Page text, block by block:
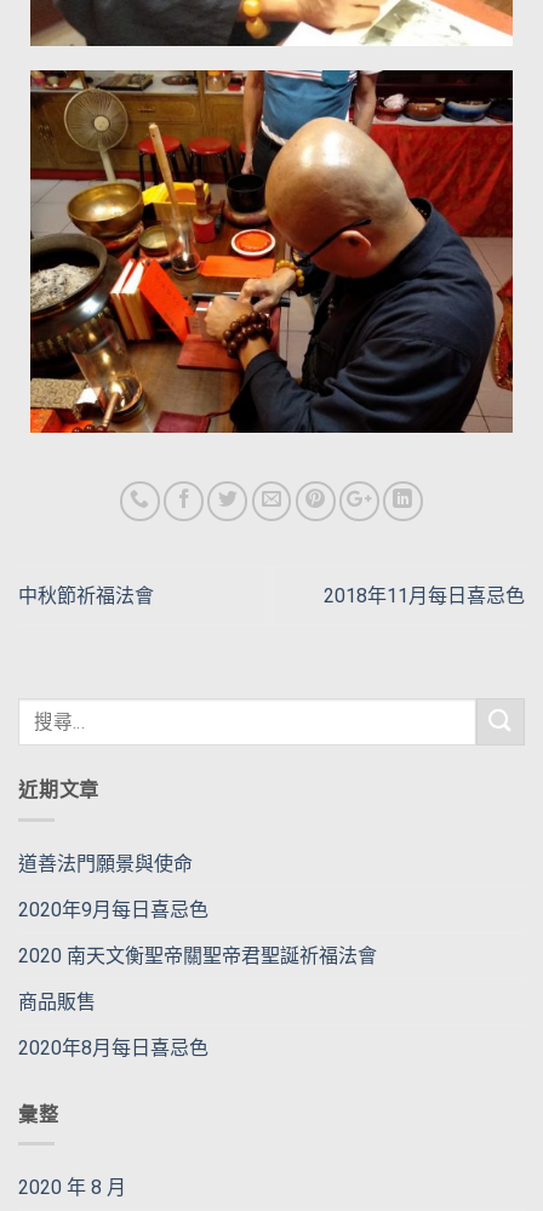
中秋節祈福法會 2018年11月每日喜忌色
近期文章
道善法門願景與使命
2020年9月每日喜忌色
2020 南天文衡聖帝關聖帝君聖誕祈福法會
商品販售
2020年8月每日喜忌色
彙整
2020 年 8 月